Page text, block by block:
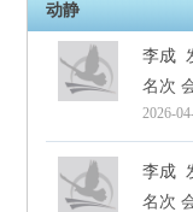
动静
李成
名次
2026-
李成
名次